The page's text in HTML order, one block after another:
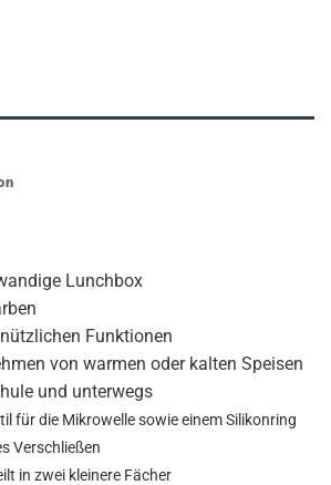
Lunchbox
Funktionen
von warmen oder kalten Speisen
und unterwegs
für die Mikrowelle sowie einem Silikonring
Verschließen
in zwei kleinere Fächer